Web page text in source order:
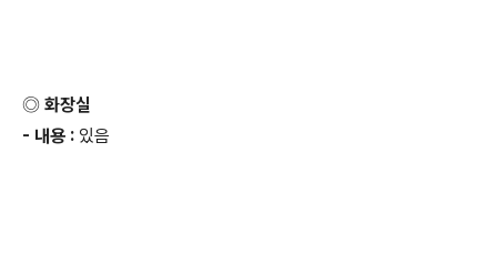
◎ 화장실
- 내용 : 있음